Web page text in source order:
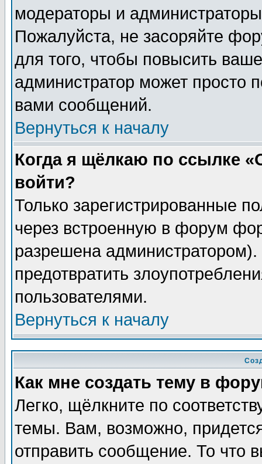
модераторы и
Пожалуйста, не засоряйте
для того, чтобы повысить
администратор может просто
вами сообщений.
Вернуться к началу
Когда я щёлкаю по ссылке
войти?
Только зарегистрированные
через встроенную в форум
разрешена
предотвратить
пользователями.
Вернуться к началу
Как мне создать тему в
Легко, щёлкните по
темы. Вам, возможно,
отправить сообщение. То что